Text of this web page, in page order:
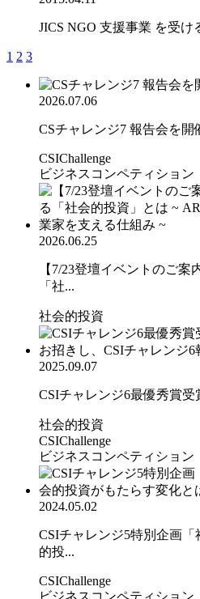
JICS NGO 支援事業 を受け
1 2 3
2026.07.06
CSチャレンジ7 報告会を開
CSIChallenge
ビジネスコンペティション
2026.06.25
【7/23登壇イベントのご
「社...
社会的投資
2025.09.07
CSIチャレンジ6最優秀賞受
社会的投資
CSIChallenge
ビジネスコンペティション
2024.05.02
CSIチャレンジ5特別企画
的投...
CSIChallenge
ビジネスコンペティション